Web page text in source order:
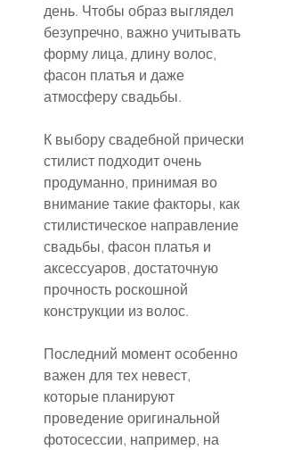
день. Чтобы образ выглядел
безупречно, важно учитывать
форму лица, длину волос,
фасон платья и даже
атмосферу свадьбы.
К выбору свадебной прически
стилист подходит очень
продуманно, принимая во
внимание такие факторы, как
стилистическое направление
свадьбы, фасон платья и
аксессуаров, достаточную
прочность роскошной
конструкции из волос.
Последний момент особенно
важен для тех невест,
которые планируют
проведение оригинальной
фотосессии, например, на